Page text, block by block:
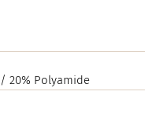
20% Polyamide